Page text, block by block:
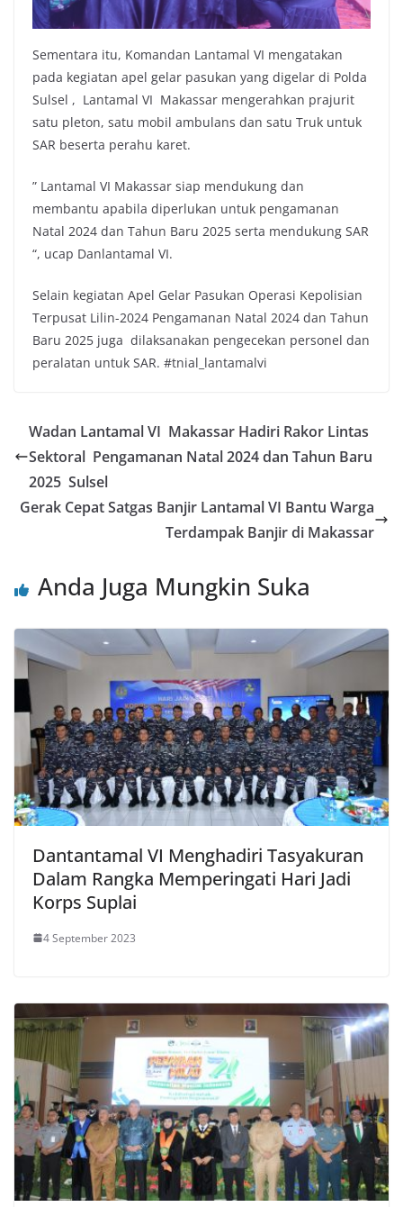
Sementara itu, Komandan Lantamal VI mengatakan
pada kegiatan apel gelar pasukan yang digelar di Polda
Sulsel , Lantamal VI Makassar mengerahkan prajurit
satu pleton, satu mobil ambulans dan satu Truk untuk
SAR beserta perahu karet.
” Lantamal VI Makassar siap mendukung dan
membantu apabila diperlukan untuk pengamanan
Natal 2024 dan Tahun Baru 2025 serta mendukung SAR
“, ucap Danlantamal VI.
Selain kegiatan Apel Gelar Pasukan Operasi Kepolisian
Terpusat Lilin-2024 Pengamanan Natal 2024 dan Tahun
Baru 2025 juga dilaksanakan pengecekan personel dan
peralatan untuk SAR. #tnial_lantamalvi
Wadan Lantamal VI Makassar Hadiri Rakor Lintas
Sektoral Pengamanan Natal 2024 dan Tahun Baru
2025 Sulsel
Gerak Cepat Satgas Banjir Lantamal VI Bantu Warga
Terdampak Banjir di Makassar
Anda Juga Mungkin Suka
Dantantamal VI Menghadiri Tasyakuran
Dalam Rangka Memperingati Hari Jadi
Korps Suplai
4 September 2023